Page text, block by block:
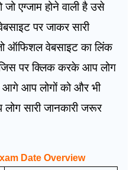
जो एग्जाम होने वाली है उसे
पर जाकर सारी
ऑफिशल वेबसाइट का लिंक
पर क्लिक करके आप लोग
आगे आप लोगों को और भी
सारी जानकारी जरूर
Date Overview